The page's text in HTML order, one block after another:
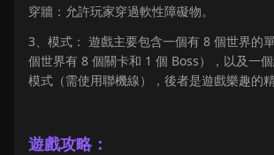
穿牆：允許玩家穿過軟性障礙物。
3、模式： 遊戲主要包含一個有 8 個世界的
個世界有 8 個關卡和 1 個 Boss），以及一
模式（需使用聯機線），後者是遊戲樂趣的精
遊戲攻略：